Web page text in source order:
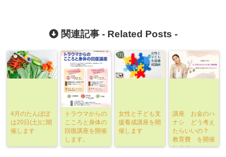
関連記事 - Related Posts -
4月のたんぽぽ
は20日(土)に開
催します
トラウマからの
こころと身体の
回復講座を開催
します。
女性と子ども支
援養成講座を開
催します
講座 お金のハ
ナシ どう考え
たらいいの？
教育費 を開催
します